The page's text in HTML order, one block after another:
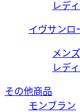
レデ
イヴサンロ
メン
レデ
その他商品
モンブラン